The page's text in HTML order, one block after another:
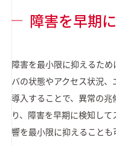
障害を早期
障害を最小限に抑えるた
バの状態やアクセス状況
導入することで、異常の
り、障害を早期に検知し
響を最小限に抑えることも